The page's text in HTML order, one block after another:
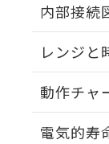
内部接続
レンジと
動作チャ
電気的寿